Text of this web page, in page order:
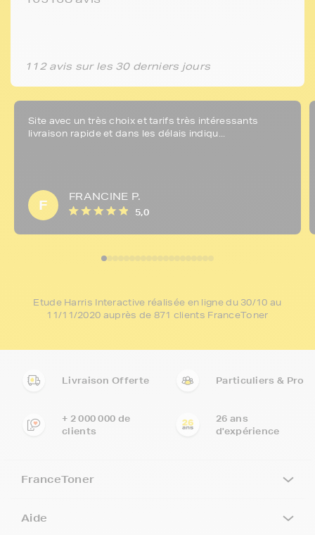
112 avis sur les 30 derniers jours
Site avec un très choix et tarifs très intéressants
livraison rapide et dans les délais indiqu...
F
FRANCINE P.
5,0
Etude Harris Interactive réalisée en ligne du 30/10 au
11/11/2020 auprès de 871 clients FranceToner
Livraison Offerte Particuliers & Pro
+ 2 000 000 de
clients
26 ans
d'expérience
FranceToner
Aide